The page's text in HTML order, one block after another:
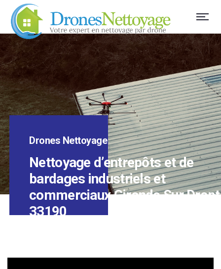
Drones Nettoyage
Nettoyage d’entrepôts et de
bardages industriels et
commerciaux Gironde Sur Dropt
33190